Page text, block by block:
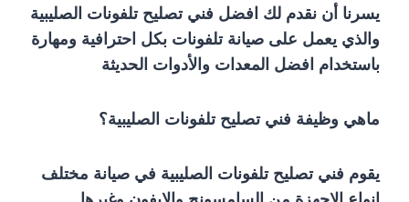
يسرنا أن نقدم لك افضل فني تصليح تلفونات الصليبية
والذي يعمل على صيانة تلفونات بكل احترافية ومهارة
باستخدام افضل المعدات والأدوات الحديثة
ماهي وظيفة فني تصليح تلفونات الصليبية؟
يقوم فني تصليح تلفونات الصليبية في صيانة مختلف